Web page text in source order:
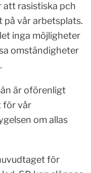
rasistiska pch
på vår arbetsplats.
inga möjligheter
omständigheter
är oförenligt
för vår
om allas
för